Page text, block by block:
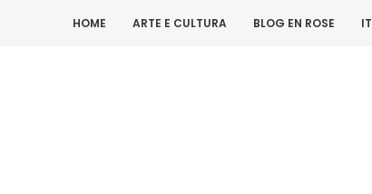
HOME ARTE E CULTURA BLOG EN ROSE